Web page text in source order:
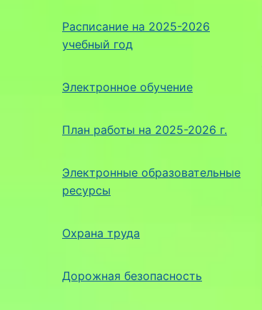
Расписание на 2025-2026
учебный год
Электронное обучение
План работы на 2025-2026 г.
Электронные образовательные
ресурсы
Охрана труда
Дорожная безопасность